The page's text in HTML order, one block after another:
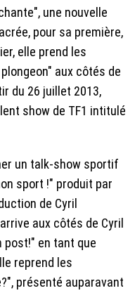
une nouvelle
pour sa première,
elle prend les
aux côtés de
du 26 juillet 2013,
show de TF1 intitulé
un talk-show sportif
sport !" produit par
de Cyril
aux côtés de Cyril
post!" en tant que
reprend les
présenté auparavant